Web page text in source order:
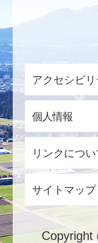
アクセシビリ
個人情報
リンクについ
サイトマップ
Copyright